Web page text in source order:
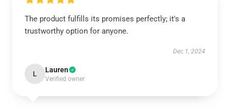
The product fulfills its promises perfectly; it's a
trustworthy option for anyone.
Dec 1, 2024
L Lauren
Verified owner